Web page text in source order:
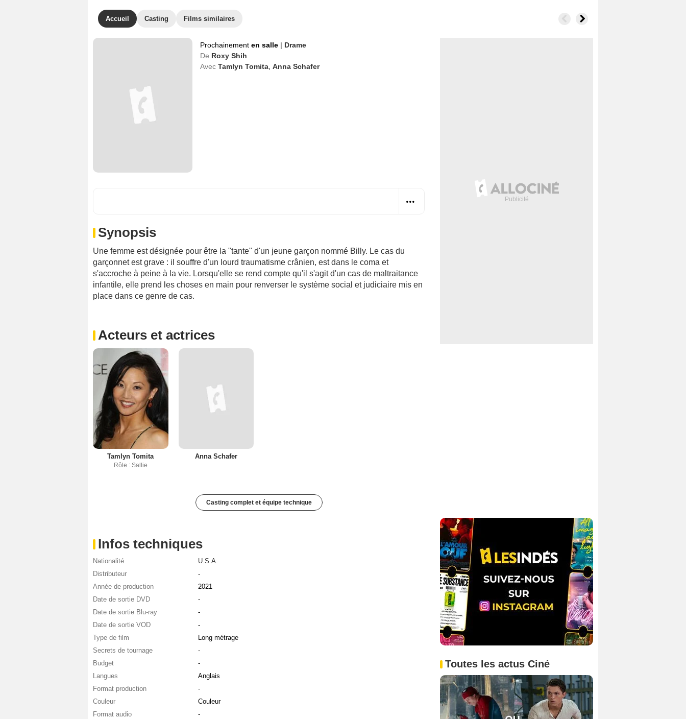
Accueil Casting Films similaires
Prochainement en salle | Drame
De Roxy Shih
Avec Tamlyn Tomita Anna Schafer
Synopsis
Une femme est désignée pour être la "tante" d'un jeune garçon nommé Billy. Le cas du
garçonnet est grave : il souffre d'un lourd traumatisme crânien, est dans le coma et
s'accroche à peine à la vie. Lorsqu'elle se rend compte qu'il s'agit d'un cas de maltraitance
infantile, elle prend les choses en main pour renverser le système social et judiciaire mis en
place dans ce genre de cas.
Acteurs et actrices
Tamlyn Tomita
Rôle : Sallie
Anna Schafer
Casting complet et équipe technique
Infos techniques
Nationalité
U.S.A.
Distributeur
-
Année de production
2021
Date de sortie DVD
-
Date de sortie Blu-ray
-
Date de sortie VOD
-
Type de film
Long métrage
Secrets de tournage
-
Budget
-
Langues
Anglais
Format production
-
Couleur
Couleur
Format audio
-
Toutes les actus Ciné